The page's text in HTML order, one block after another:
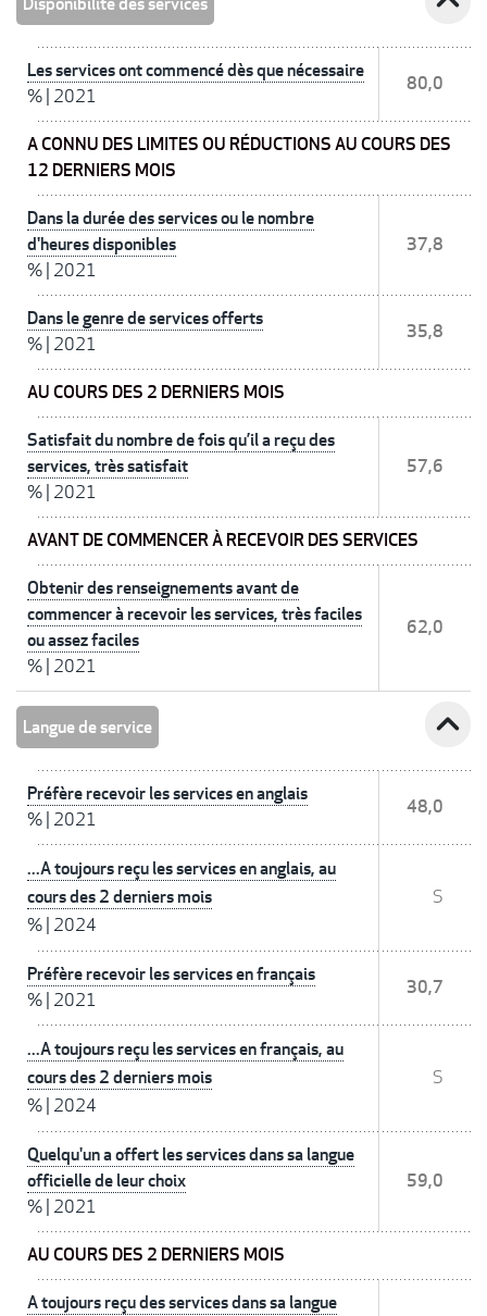
Les services ont commencé dès que nécessaire
% 2021
80,0
A CONNU DES LIMITES OU RÉDUCTIONS AU COURS DES
12 DERNIERS MOIS
Dans la durée des services ou le nombre
d'heures disponibles
% 2021
37,8
Dans le genre de services offerts
% 2021
35,8
AU COURS DES 2 DERNIERS MOIS
Satisfait du nombre de fois qu’il a reçu des
services, très satisfait
% 2021
57,6
AVANT DE COMMENCER À RECEVOIR DES SERVICES
Obtenir des renseignements avant de
commencer à recevoir les services, très faciles
ou assez faciles
% 2021
62,0
Langue de service expand_less
Préfère recevoir les services en anglais
% 2021
48,0
...A toujours reçu les services en anglais, au
cours des 2 derniers mois
% 2024
S
Préfère recevoir les services en français
% 2021
30,7
...A toujours reçu les services en français, au
cours des 2 derniers mois
% 2024
S
Quelqu'un a offert les services dans sa langue
officielle de leur choix
% 2021
59,0
AU COURS DES 2 DERNIERS MOIS
A toujours reçu des services dans sa langue